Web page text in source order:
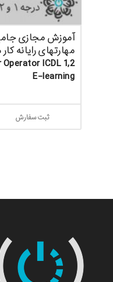
آموزش مجازی
ICDL 1,2
E-learning
ثبت سفارش